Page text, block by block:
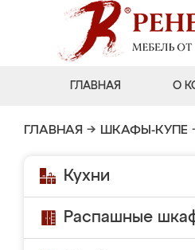
ГЛАВНАЯ О
ГЛАВНАЯ → ШКАФЫ-КУПЕ
Кухни
Распашные